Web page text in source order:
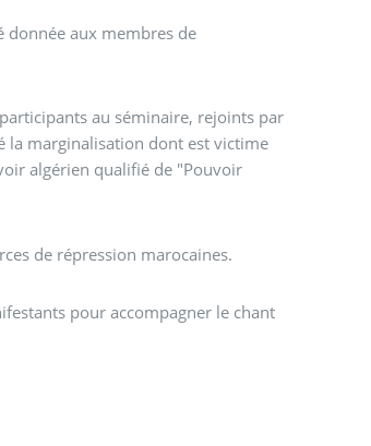
donnée aux membres de
au séminaire, rejoints par
la marginalisation dont est victime
algérien qualifié de "Pouvoir
de répression marocaines.
pour accompagner le chant